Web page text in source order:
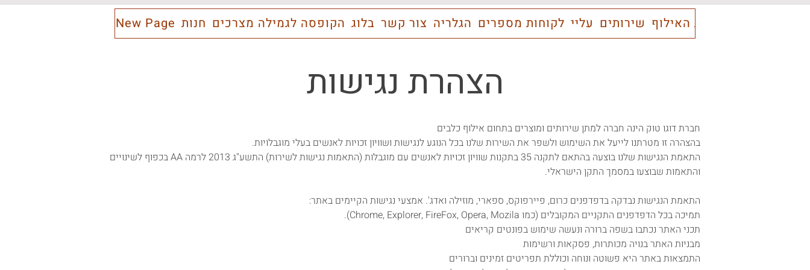
New Page חנות הקופסה לגמילה מצרכים בלוג צור קשר הגלריה לקוחות מספרים עליי שירותים שיטת האילוף
הצהרת נגישות
חברת דוגו טוק הינה חברה למתן שירותים ומוצרים בתחום אילוף כלבים
בהצהרה זו מטרתנו לייעל את השימוש ולשפר את השירות שלנו בכל הנוגע לנגישות ושוויון זכויות לאנשים בעלי מוגבלויות.
התאמת הנגישות שלנו בוצעה בהתאם לתקנה 35 בתקנות שוויון זכויות לאנשים עם מוגבלות (התאמות נגישות לשירות) התשע"ג 2013 לרמה AA בכפוף לשינויים
והתאמות שבוצעו במסמך התקן הישראלי.
התאמת הנגישות נבדקה בדפדפנים כרום, פיירפוקס, ספארי, מוזילה ואדג'. אמצעי נגישות הקיימים באתר:
תמיכה בכל הדפדפנים התקניים המקובלים (כמו Chrome, Explorer, FireFox, Opera, Mozila).
תכני האתר נכתבו בשפה ברורה ונעשה שימוש בפונטים קריאים
מבניות האתר בנויה מכותרות, פסקאות ורשימות
התמצאות באתר היא פשוטה ונוחה וכוללת תפריטים זמינים וברורים